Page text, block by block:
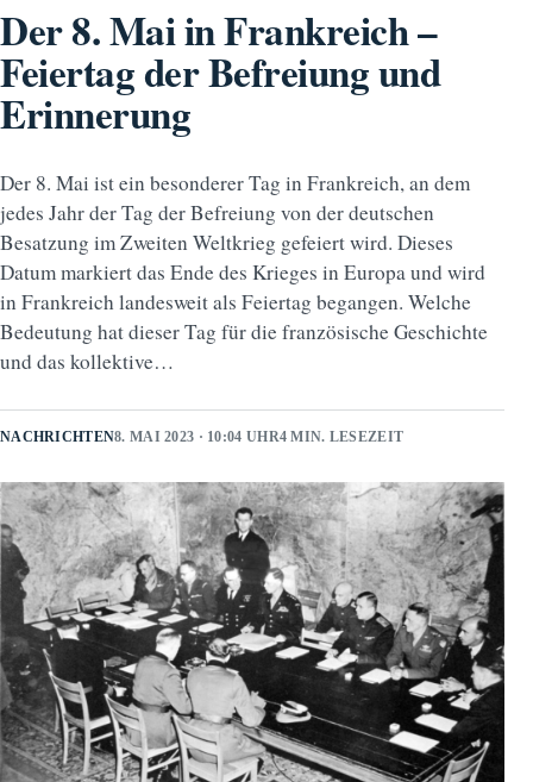
Der 8. Mai in Frankreich –
Feiertag der Befreiung und
Erinnerung
Der 8. Mai ist ein besonderer Tag in Frankreich, an dem
jedes Jahr der Tag der Befreiung von der deutschen
Besatzung im Zweiten Weltkrieg gefeiert wird. Dieses
Datum markiert das Ende des Krieges in Europa und wird
in Frankreich landesweit als Feiertag begangen. Welche
Bedeutung hat dieser Tag für die französische Geschichte
und das kollektive…
NACHRICHTEN8. MAI 2023 · 10:04 UHR4 MIN. LESEZEIT